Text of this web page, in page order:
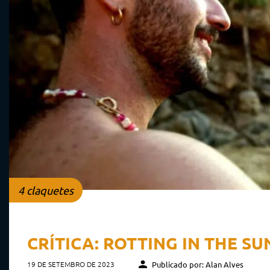
4 claquetes
CRÍTICA: ROTTING IN THE
19 DE SETEMBRO DE 2023 Publicado por: Alan Alves